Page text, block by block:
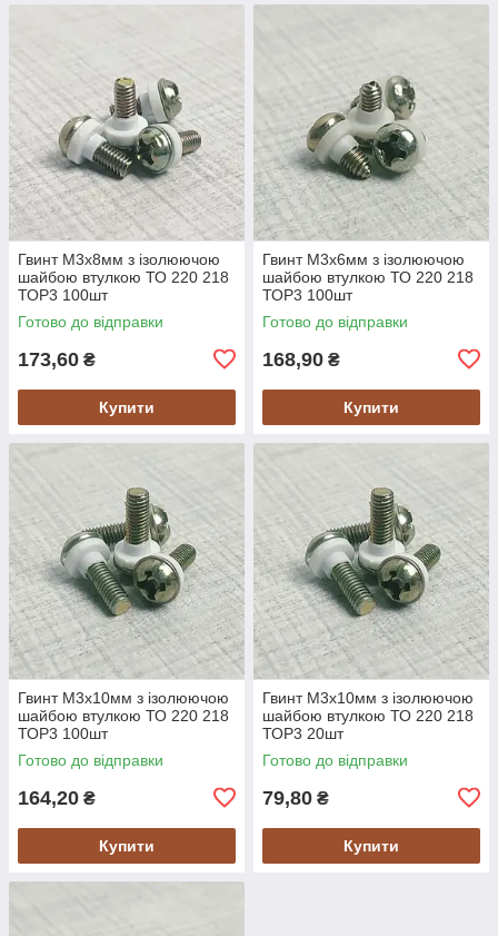
Гвинт M3х8мм з ізолюючою
шайбою втулкою ТО 220 218
ТОР3 100шт
Готово до відправки
173,60 ₴
Купити
Гвинт M3х6мм з ізолюючою
шайбою втулкою ТО 220 218
ТОР3 100шт
Готово до відправки
168,90 ₴
Купити
Гвинт M3х10мм з ізолюючою
шайбою втулкою ТО 220 218
ТОР3 100шт
Готово до відправки
164,20 ₴
Купити
Гвинт M3х10мм з ізолюючою
шайбою втулкою ТО 220 218
ТОР3 20шт
Готово до відправки
79,80 ₴
Купити